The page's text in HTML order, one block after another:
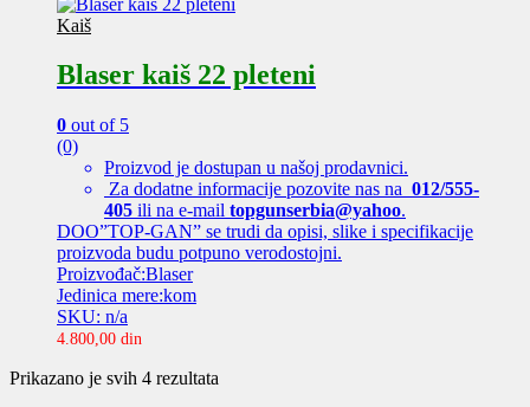
Kaiš
Blaser kaiš 22 pleteni
0 out of 5
(0)
Proizvod je dostupan u našoj prodavnici.
Za dodatne informacije pozovite nas na 012/555-
405 ili na e-mail topgunserbia@yahoo.
DOO”TOP-GAN” se trudi da opisi, slike i specifikacije
proizvoda budu potpuno verodostojni.
Proizvođač:Blaser
Jedinica mere:kom
SKU: n/a
4.800,00 din
Prikazano je svih 4 rezultata